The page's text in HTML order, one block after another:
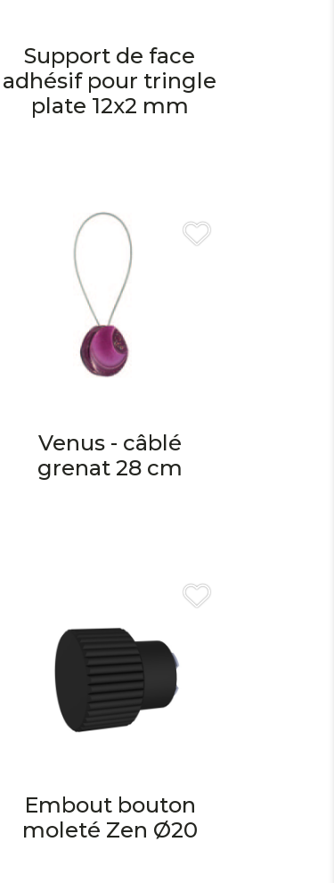
Support de face
adhésif pour tringle
plate 12x2 mm
Venus - câblé
grenat 28 cm
Embout bouton
moleté Zen Ø20